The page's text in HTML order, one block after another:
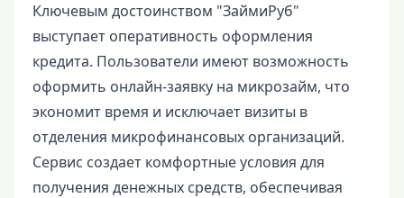
Ключевым достоинством "ЗаймиРуб"
выступает оперативность оформления
кредита. Пользователи имеют возможность
оформить онлайн-заявку на микрозайм, что
экономит время и исключает визиты в
отделения микрофинансовых организаций.
Сервис создает комфортные условия для
получения денежных средств, обеспечивая